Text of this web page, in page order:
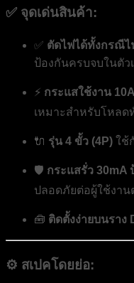
✅ จุดเด่นสินค้า:
✅ ตัดไฟได้ทั้งกรณีไ
ป้องกันครบจบในตัว
⚡ กระแสใช้งาน
เหมาะสำหรับโหลด
🔌 รุ่น 4 ขั้ว (4P) ใช้
🛡️ กระแสรั่ว 30mA
ปลอดภัยต่อผู้ใช้งาน
🧰 ติดตั้งง่ายบนราง
⚙️ สเปคโดยย่อ: